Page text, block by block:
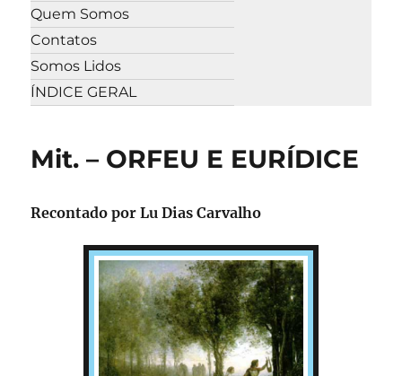
Quem Somos
Contatos
Somos Lidos
ÍNDICE GERAL
Mit. – ORFEU E EURÍDICE
Recontado por Lu Dias Carvalho